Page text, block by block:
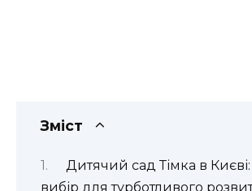
Зміст
Дитячий сад Тімка в
вибір для турботливого